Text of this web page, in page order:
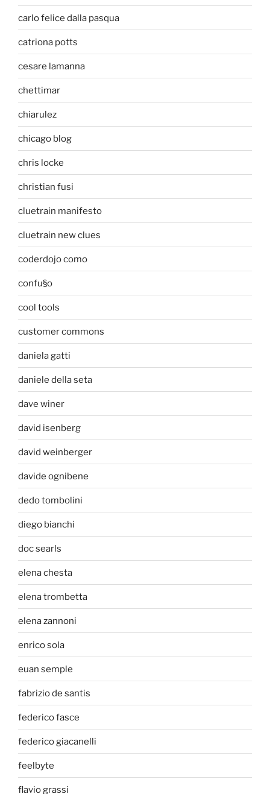
carlo felice dalla pasqua
catriona potts
cesare lamanna
chettimar
chiarulez
chicago blog
chris locke
christian fusi
cluetrain manifesto
cluetrain new clues
coderdojo como
confu§o
cool tools
customer commons
daniela gatti
daniele della seta
dave winer
david isenberg
david weinberger
davide ognibene
dedo tombolini
diego bianchi
doc searls
elena chesta
elena trombetta
elena zannoni
enrico sola
euan semple
fabrizio de santis
federico fasce
federico giacanelli
feelbyte
flavio grassi